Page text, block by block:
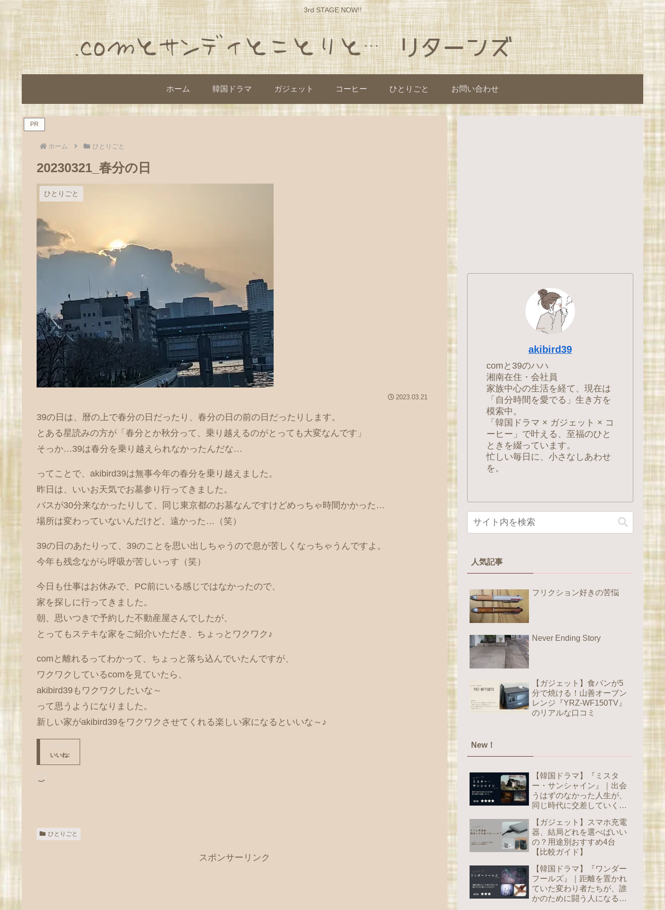
3rd STAGE NOW!!
ホーム 韓国ドラマ ガジェット コーヒー ひとりごと お問い合わせ
PR
ホーム ひとりごと
20230321_春分の日
ひとりごと
2023.03.21
39の日は、暦の上で春分の日だったり、春分の日の前の日だったりします。
とある星読みの方が「春分とか秋分って、乗り越えるのがとっても大変なんです」
そっか…39は春分を乗り越えられなかったんだな…
ってことで、akibird39は無事今年の春分を乗り越えました。
昨日は、いいお天気でお墓参り行ってきました。
バスが30分来なかったりして、同じ東京都のお墓なんですけどめっちゃ時間かかった…
場所は変わっていないんだけど、遠かった…（笑）
39の日のあたりって、39のことを思い出しちゃうので息が苦しくなっちゃうんですよ。
今年も残念ながら呼吸が苦しいっす（笑）
今日も仕事はお休みで、PC前にいる感じではなかったので、
家を探しに行ってきました。
朝、思いつきで予約した不動産屋さんでしたが、
とってもステキな家をご紹介いただき、ちょっとワクワク♪
comと離れるってわかって、ちょっと落ち込んでいたんですが、
ワクワクしているcomを見ていたら、
akibird39もワクワクしたいな～
って思うようになりました。
新しい家がakibird39をワクワクさせてくれる楽しい家になるといいな～♪
いいね:
読
み
中…
ひとりごと
スポンサーリンク
akibird39
comと39のハハ
湘南在住・会社員
家族中心の生活を経て、現在は
「自分時間を愛でる」生き方を
模索中。
「韓国ドラマ × ガジェット × コ
ーヒー」で叶える、至福のひと
ときを綴っています。
忙しい毎日に、小さなしあわせ
を。
人気記事
フリクション好きの苦悩
Never Ending Story
【ガジェット】食パンが5
分で焼ける！山善オーブン
レンジ『YRZ-WF150TV』
のリアルな口コミ
New！
【韓国ドラマ】『ミスタ
ー・サンシャイン』｜出会
うはずのなかった人生が、
同じ時代に交差していく
【ガジェット】スマホ充電
器、結局どれを選べばいい
の？用途別おすすめ4台
【比較ガイド】
【韓国ドラマ】『ワンダー
フールズ』｜距離を置かれ
ていた変わり者たちが、誰
かのために闘う人になるま